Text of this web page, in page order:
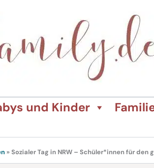
und Kinder
» Sozialer Tag in NRW – Schüler*innen für den